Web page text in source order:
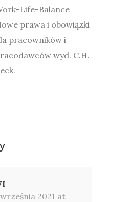
Life-Balance
prawa i obowiązki
pracowników i
wyd. C.H.
września 2021 at